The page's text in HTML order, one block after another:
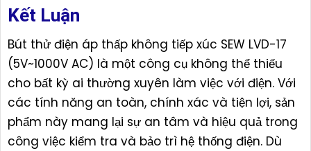
Kết Luận
Bút thử điện áp thấp không tiếp xúc SEW LVD-17
(5V~1000V AC) là một công cụ không thể thiếu
cho bất kỳ ai thường xuyên làm việc với điện. Với
các tính năng an toàn, chính xác và tiện lợi, sản
phẩm này mang lại sự an tâm và hiệu quả trong
công việc kiểm tra và bảo trì hệ thống điện. Dù